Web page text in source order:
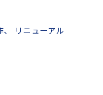
リニューアル